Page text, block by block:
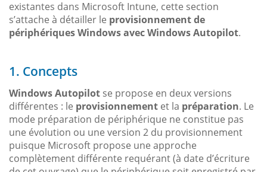
existantes dans Microsoft Intune, cette section
s’attache à détailler le provisionnement de
périphériques Windows avec Windows Autopilot.
1. Concepts
Windows Autopilot se propose en deux versions
différentes : le provisionnement et la préparation. Le
mode préparation de périphérique ne constitue pas
une évolution ou une version 2 du provisionnement
puisque Microsoft propose une approche
complètement différente requérant (à date d’écriture